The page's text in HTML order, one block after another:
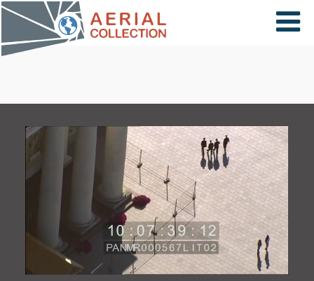
×
PAYS
CARTE
COLLECTIONS